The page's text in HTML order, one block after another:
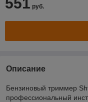
руб.
Описание
Бензиновый триммер
профессиональный